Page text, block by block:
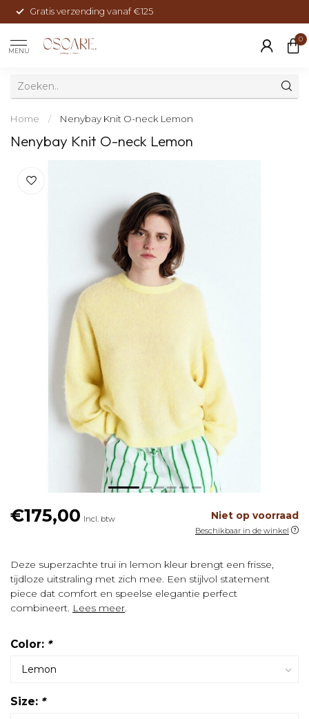
Gratis verzending vanaf €125
MENU
0
Home / Nenybay Knit O-neck Lemon
Nenybay Knit O-neck Lemon
€175,00 Incl. btw Niet op voorraad
Beschikbaar in de winkel
Deze superzachte trui in lemon kleur brengt een frisse,
tijdloze uitstraling met zich mee. Een stijlvol statement
piece dat comfort en speelse elegantie perfect
combineert. Lees meer.
Color: *
Size: *